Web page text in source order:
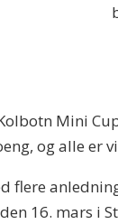
Mini
og alle er
flere
16. mars i